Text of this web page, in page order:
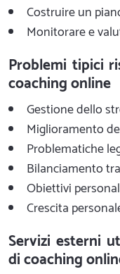
Costruire un
Monitorare e
Problemi tipici
coaching online
Gestione dello
Miglioramento
Problematiche
Bilanciamento
Obiettivi
Crescita
Servizi esterni
di coaching